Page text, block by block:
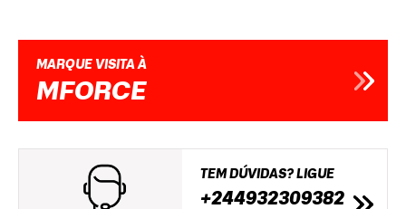
MARQUE VISITA À
MFORCE
TEM DÚVIDAS? LIGUE
+244932309382